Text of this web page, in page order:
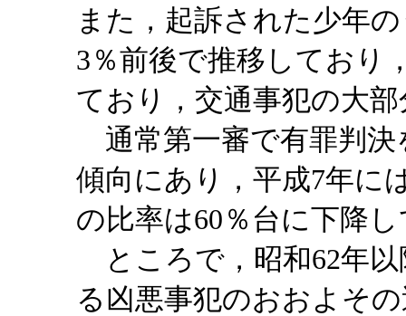
また，起訴された少年
3％前後で推移しており
ており，交通事犯の大
通常第一審で有罪判決
傾向にあり，平成7年に
の比率は60％台に下降
ところで，昭和62年以
る凶悪事犯のおおよそ